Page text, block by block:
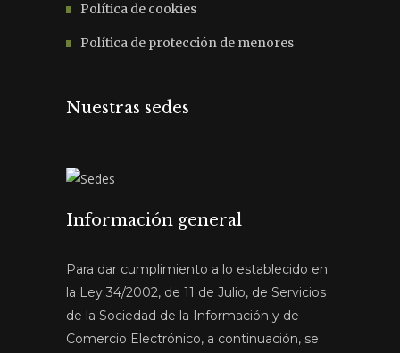
Política de cookies
Política de protección de menores
Nuestras sedes
Información general
Para dar cumplimiento a lo establecido en
la Ley 34/2002, de 11 de Julio, de Servicios
de la Sociedad de la Información y de
Comercio Electrónico, a continuación, se